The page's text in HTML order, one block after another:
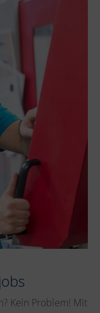
Kein Problem! Mit